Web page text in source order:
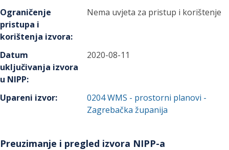
Ograničenje
pristupa i
korištenja izvora:
Nema uvjeta za pristup i korištenje
Datum
uključivanja izvora
u NIPP:
2020-08-11
Upareni izvor: 0204WMS - prostorni planovi -
Zagrebačka županija
Preuzimanje i pregled izvora NIPP-a